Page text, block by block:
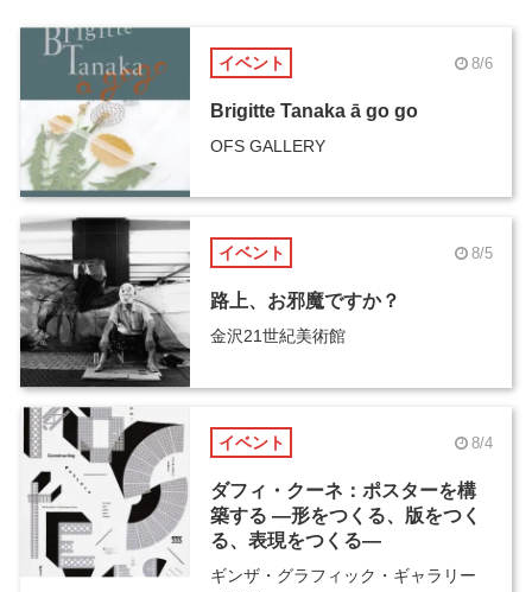
イベント 8/6
Brigitte Tanaka ā go go
OFS GALLERY
イベント 8/5
路上、お邪魔ですか？
金沢21世紀美術館
イベント 8/4
ダフィ・クーネ：ポスターを構
築する ―形をつくる、版をつく
る、表現をつくる―
ギンザ・グラフィック・ギャラリー